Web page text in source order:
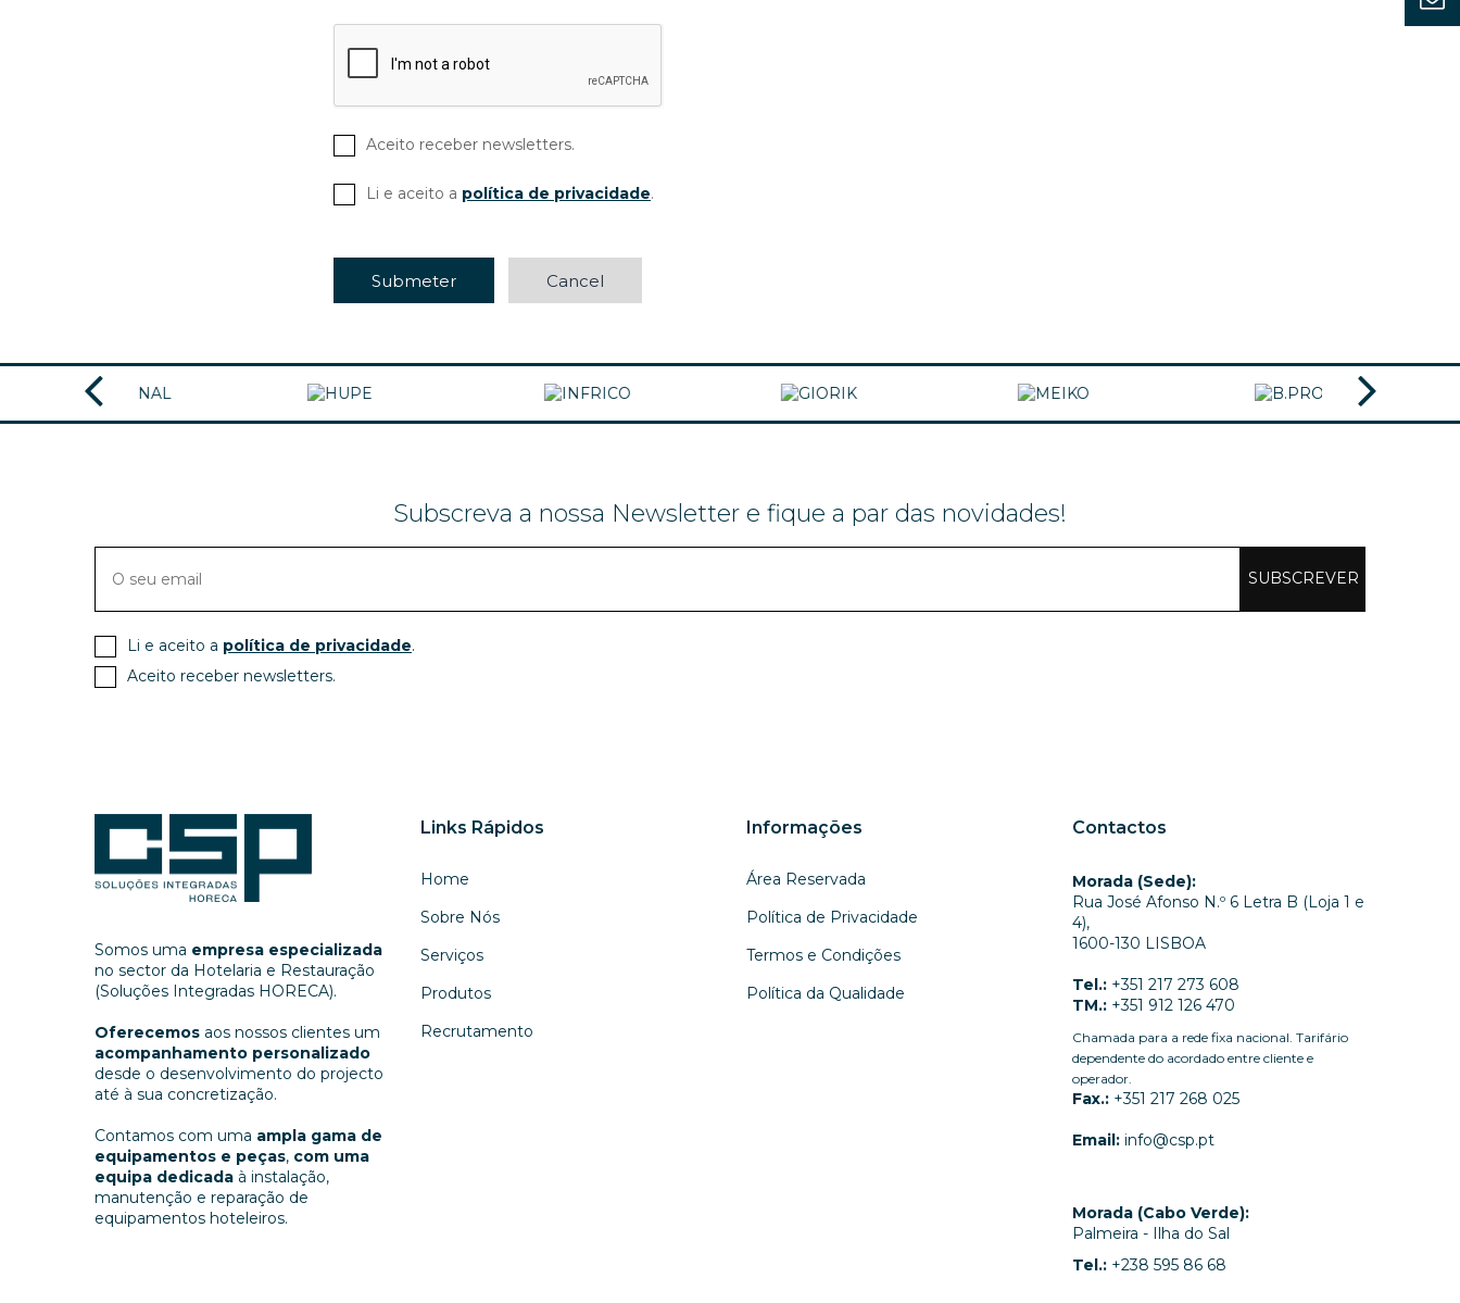
Aceito receber newsletters.
Li e aceito a política de privacidade.
Submeter Cancel
Subscreva a nossa Newsletter e fique a par das novidades!
SUBSCREVER
Li e aceito a política de privacidade.
Aceito receber newsletters.
Somos uma empresa especializada
no sector da Hotelaria e Restauração
(Soluções Integradas HORECA).
Oferecemos aos nossos clientes um
acompanhamento personalizado
desde o desenvolvimento do projecto
até à sua concretização.
Contamos com uma ampla gama de
equipamentos e peças, com uma
equipa dedicada à instalação,
manutenção e reparação de
equipamentos hoteleiros.
Links Rápidos
Home
Sobre Nós
Serviços
Produtos
Recrutamento
Informações
Área Reservada
Política de Privacidade
Termos e Condições
Política da Qualidade
Contactos
Morada (Sede):
Rua José Afonso N.º 6 Letra B (Loja 1 e
4),
1600-130 LISBOA
Tel.: +351 217 273 608
TM.: +351 912 126 470
Chamada para a rede fixa nacional. Tarifário
dependente do acordado entre cliente e
operador.
Fax.: +351 217 268 025
Email: info@csp.pt
Morada (Cabo Verde):
Palmeira - Ilha do Sal
Tel.: +238 595 86 68